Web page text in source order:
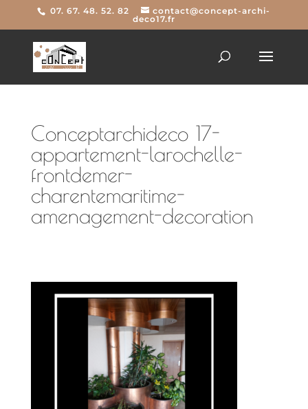
07. 67. 48. 52. 82
contact@concept-archi-
deco17.fr
Conceptarchideco 17-
appartement-larochelle-
frontdemer-
charentemaritime-
amenagement-decoration